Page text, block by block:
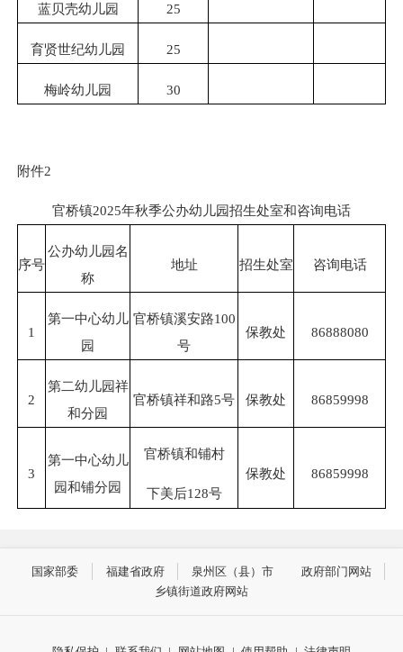
蓝贝壳幼儿园 25
育贤世纪幼儿园 25
梅岭幼儿园 30
附件2
官桥镇2025年秋季公办幼儿园招生处室和咨询电话
序号
公办幼儿园名
称
地址 招生处室 咨询电话
1
第一中心幼儿
园
官桥镇溪安路100
号
保教处 86888080
2
第二幼儿园祥
和分园
官桥镇祥和路5号 保教处 86859998
3
第一中心幼儿
园和铺分园
官桥镇和铺村
下美后128号
保教处 86859998
国家部委 福建省政府 泉州区（县）市
政府部门网站
乡镇街道政府网站